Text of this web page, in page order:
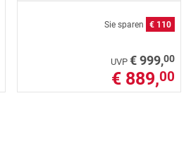
Sie sparen € 110
UVP € 999,00
€ 889,00